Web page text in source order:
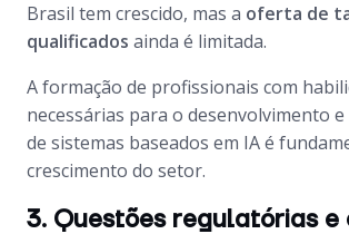
Brasil tem crescido, mas a oferta de
qualificados ainda é limitada.
A formação de profissionais com
necessárias para o desenvolvimento
de sistemas baseados em IA é
crescimento do setor.
3. Questões regulatórias e